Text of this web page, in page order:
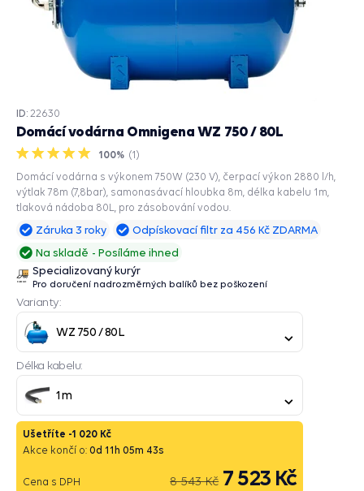
Domácí vodárna Omnigena WZ 750 / 80L
100% (1)
ID: 22630
Domácí vodárna s výkonem 750W (230 V), čerpací výkon 2880 l/h,
výtlak 78m (7,8bar), samonasávací hloubka 8m, délka kabelu 1m,
tlaková nádoba 80L, pro zásobování vodou.
Záruka 3 roky
Odpískovací filtr za 456 Kč ZDARMA
Na skladě
Posíláme ihned
Specializovaný kurýr
Pro doručení nadrozměrných balíků bez poškození
Varianty:
WZ 750 / 80L
Délka kabelu:
1m
Ušetříte -1 020 Kč
Akce končí o: 0d 11 h 05m 42s
Cena s DPH 8 543 Kč 7 523 Kč